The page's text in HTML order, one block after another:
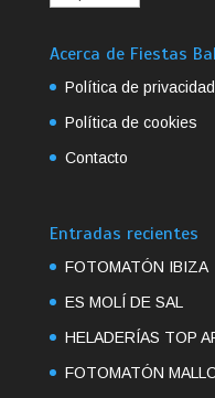
Acerca de Fiestas
Política de privacidad
Política de cookies
Contacto
Entradas recientes
FOTOMATÓN IBIZA
ES MOLÍ DE SAL
HELADERÍAS TOP
FOTOMATÓN